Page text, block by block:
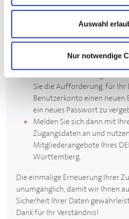
Auswahl
Nur notwendige
Und so funktioniert’s:
Geben Sie wie gewohnt
Benutzernamen (entspricht
und Ihr Passwort ein, um
Sie die Aufforderung, für Ihr
Benutzerkonto einen neuen
ein neues Passwort zu
Melden Sie sich dann mit
Zugangsdaten an und
Mitgliederangebote Ihres
Württemberg.
Die einmalige Erneuerung Ihrer
unumgänglich, damit wir Ihnen
Sicherheit Ihrer Daten
Dank für Ihr Verständnis!